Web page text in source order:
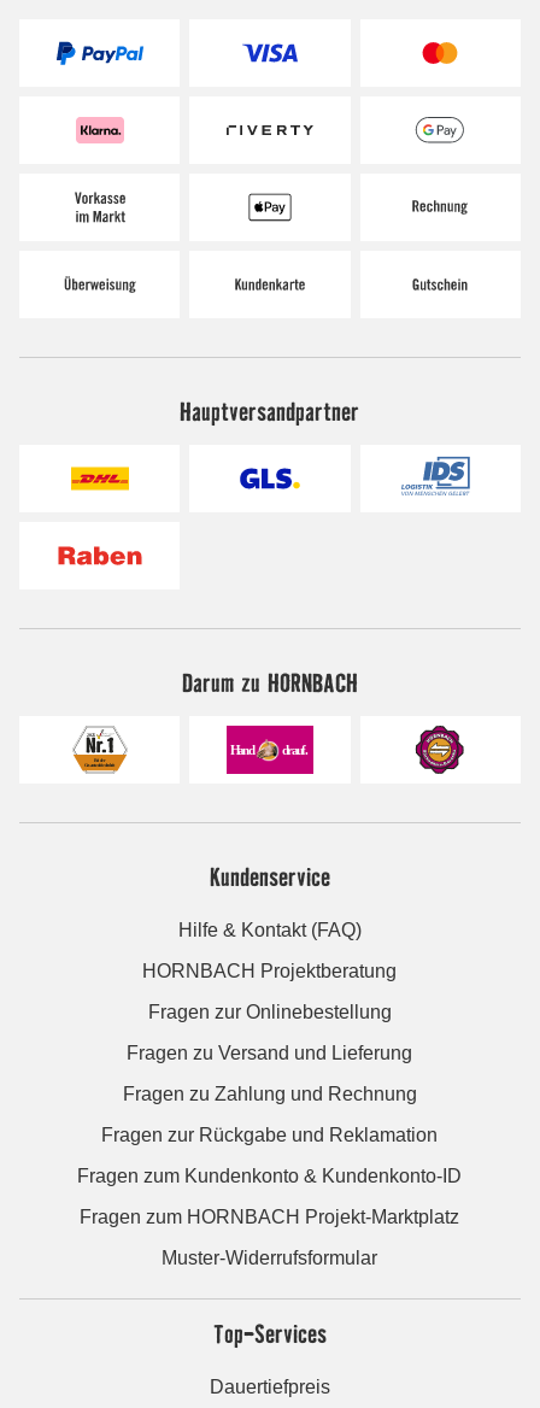
Hauptversandpartner
Darum zu HORNBACH
Kundenservice
Hilfe & Kontakt (FAQ)
HORNBACH Projektberatung
Fragen zur Onlinebestellung
Fragen zu Versand und Lieferung
Fragen zu Zahlung und Rechnung
Fragen zur Rückgabe und Reklamation
Fragen zum Kundenkonto & Kundenkonto-ID
Fragen zum HORNBACH Projekt-Marktplatz
Muster-Widerrufsformular
Top-Services
Dauertiefpreis